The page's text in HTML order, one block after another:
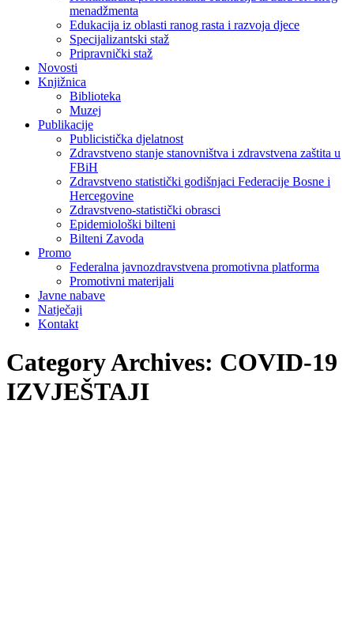
menadžmenta
Edukacija iz oblasti ranog rasta i razvoja djece
Specijalizantski staž
Pripravnički staž
Novosti
Knjižnica
Biblioteka
Muzej
Publikacije
Publicistička djelatnost
Zdravstveno stanje stanovništva i zdravstvena zaštita u
FBiH
Zdravstveno statistički godišnjaci Federacije Bosne i
Hercegovine
Zdravstveno-statistički obrasci
Epidemiološki bilteni
Bilteni Zavoda
Promo
Federalna javnozdravstvena promotivna platforma
Promotivni materijali
Javne nabave
Natječaji
Kontakt
Category Archives: COVID-19
IZVJEŠTAJI